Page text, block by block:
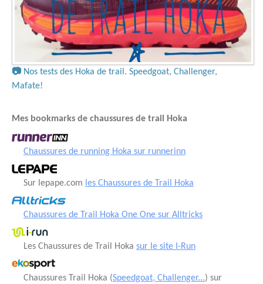
📷 Nos tests des Hoka de trail. Speedgoat, Challenger,
Mafate!
Mes bookmarks de chaussures de trail Hoka
Chaussures de running Hoka sur runnerinn
Sur lepape.com les Chaussures de Trail Hoka
Chaussures de Trail Hoka One One sur Alltricks
Les Chaussures de Trail Hoka sur le site I-Run
Chaussures Trail Hoka (Speedgoat, Challenger...) sur